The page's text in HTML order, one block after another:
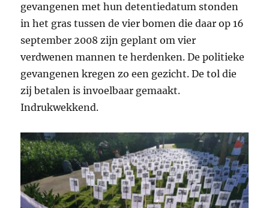
gevangenen met hun detentiedatum stonden
in het gras tussen de vier bomen die daar op 16
september 2008 zijn geplant om vier
verdwenen mannen te herdenken. De politieke
gevangenen kregen zo een gezicht. De tol die
zij betalen is invoelbaar gemaakt.
Indrukwekkend.